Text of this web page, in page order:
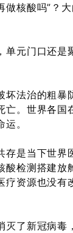
核酸吗”？
元门口还
法治的粗
。世界各
。
是当下世界
检测搭建
资源也没
了新冠病